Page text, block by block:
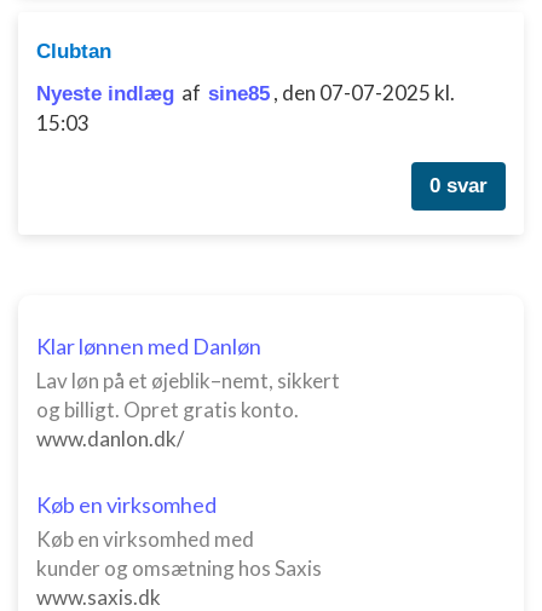
Clubtan
Nyeste indlæg af sine85 , den 07-07-2025 kl.
15:03
0 svar
Klar lønnen med Danløn
Lav løn på et øjeblik–nemt, sikkert
og billigt. Opret gratis konto.
www.danlon.dk/
Køb en virksomhed
Køb en virksomhed med
kunder og omsætning hos Saxis
www.saxis.dk